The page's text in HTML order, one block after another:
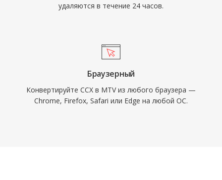
удаляются в течение 24 часов.
Браузерный
Конвертируйте CCX в MTV из любого браузера —
Chrome, Firefox, Safari или Edge на любой ОС.